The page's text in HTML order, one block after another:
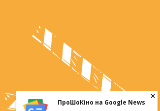
ПроШоКіно на Google News